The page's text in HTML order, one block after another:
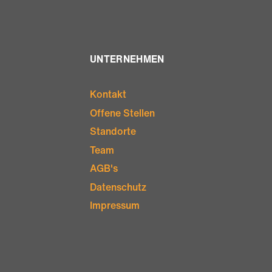
UNTERNEHMEN
Kontakt
Offene Stellen
Standorte
Team
AGB's
Datenschutz
Impressum